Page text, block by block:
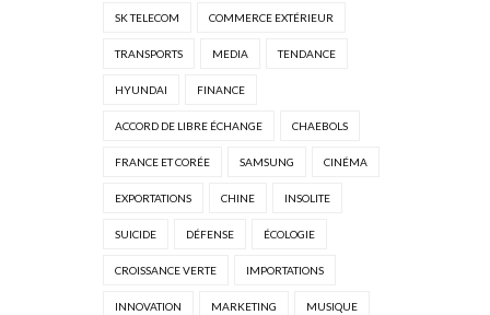
SK TELECOM COMMERCE EXTÉRIEUR
TRANSPORTS MEDIA TENDANCE
HYUNDAI FINANCE
ACCORD DE LIBRE ÉCHANGE CHAEBOLS
FRANCE ET CORÉE SAMSUNG CINÉMA
EXPORTATIONS CHINE INSOLITE
SUICIDE DÉFENSE ÉCOLOGIE
CROISSANCE VERTE IMPORTATIONS
INNOVATION MARKETING MUSIQUE